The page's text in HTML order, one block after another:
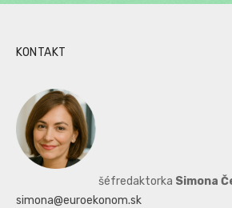
KONTAKT
šéfredaktorka Simona
simona@euroekonom.sk